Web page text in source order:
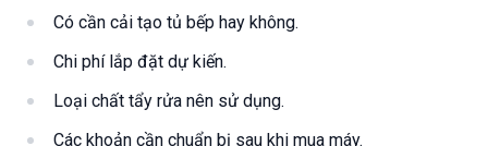
Có cần cải tạo tủ bếp hay không.
Chi phí lắp đặt dự kiến.
Loại chất tẩy rửa nên sử dụng.
Các khoản cần chuẩn bị sau khi mua máy.